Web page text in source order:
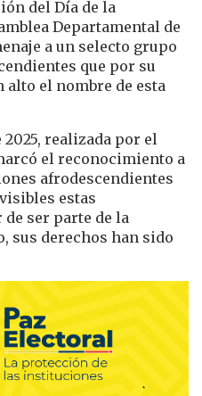
del Día de la
Departamental de
a un selecto grupo
que por su
alto el nombre de esta
realizada por el
el reconocimiento a
afrodescendientes
estas
de ser parte de la
sus derechos han sido